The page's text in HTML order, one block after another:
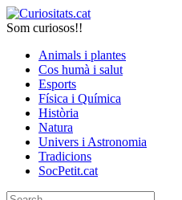
Som curiosos!!
Animals i plantes
Cos humà i salut
Esports
Física i Química
Història
Natura
Univers i Astronomia
Tradicions
SocPetit.cat